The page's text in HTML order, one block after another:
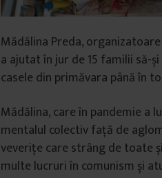
Mădălina Preda,
a ajutat în jur de 15 familii să-
casele din primăvara până în
Mădălina, care în pandemie a
mentalul colectiv față de
veverițe care strâng de toate
multe lucruri în comunism și